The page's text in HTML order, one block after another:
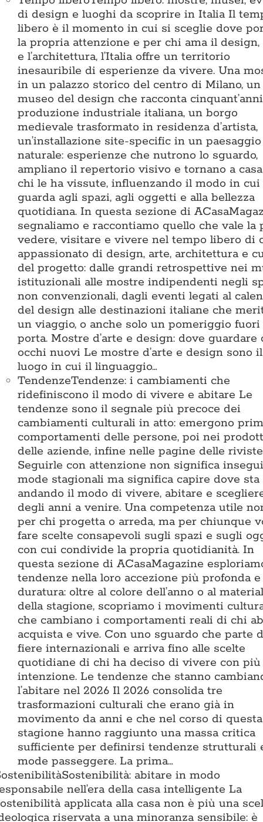
di design e luoghi da scoprire in Italia Il
libero è il momento in cui si sceglie dove
la propria attenzione e per chi ama il design,
e l’architettura, l’Italia offre un territorio
inesauribile di esperienze da vivere. Una
in un palazzo storico del centro di Milano, un
museo del design che racconta
produzione industriale italiana, un borgo
medievale trasformato in residenza d’artista,
un’installazione site-specific in un paesaggio
naturale: esperienze che nutrono lo sguardo,
ampliano il repertorio visivo e tornano a
chi le ha vissute, influenzando il modo in
guarda agli spazi, agli oggetti e alla bellezza
quotidiana. In questa sezione di
segnaliamo e raccontiamo quello che vale la
vedere, visitare e vivere nel tempo libero di
appassionato di design, arte, architettura e
del progetto: dalle grandi retrospettive nei
istituzionali alle mostre indipendenti negli
non convenzionali, dagli eventi legati al
del design alle destinazioni italiane che
un viaggio, o anche solo un pomeriggio fuori
porta. Mostre d’arte e design: dove guardare
occhi nuovi Le mostre d’arte e design sono il
luogo in cui il linguaggio…
TendenzeTendenze: i cambiamenti che
ridefiniscono il modo di vivere e abitare Le
tendenze sono il segnale più precoce dei
cambiamenti culturali in atto: emergono
comportamenti delle persone, poi nei
delle aziende, infine nelle pagine delle
Seguirle con attenzione non significa
mode stagionali ma significa capire dove sta
andando il modo di vivere, abitare e
degli anni a venire. Una competenza utile
per chi progetta o arreda, ma per chiunque
fare scelte consapevoli sugli spazi e sugli
con cui condivide la propria quotidianità. In
questa sezione di ACasaMagazine
tendenze nella loro accezione più profonda
duratura: oltre al colore dell’anno o al
della stagione, scopriamo i movimenti
che cambiano i comportamenti reali di chi
acquista e vive. Con uno sguardo che parte
fiere internazionali e arriva fino alle scelte
quotidiane di chi ha deciso di vivere con più
intenzione. Le tendenze che stanno
l’abitare nel 2026 Il 2026 consolida tre
trasformazioni culturali che erano già in
movimento da anni e che nel corso di questa
stagione hanno raggiunto una massa critica
sufficiente per definirsi tendenze strutturali
mode passeggere. La prima…
Sostenibilità: abitare in modo
nell’era della casa intelligente La
applicata alla casa non è più una
riservata a una minoranza sensibile: è